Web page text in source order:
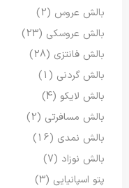
بالش عروس (2)
بالش عروسکی (23)
بالش فانتزی (28)
بالش گردنی (1)
بالش لایکو (4)
بالش مسافرتی (2)
بالش نمدی (16)
بالش نوزاد (7)
پتو اسپانیایی (3)